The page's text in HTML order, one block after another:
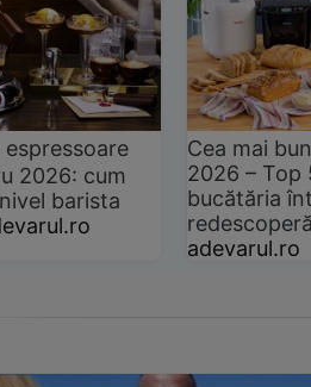
espressoare
2026: cum
barista
Cea mai
2026 –
bucătăria
adevarul.ro